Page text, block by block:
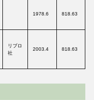
1978.6 818.63
リブロ
社
2003.4 818.63